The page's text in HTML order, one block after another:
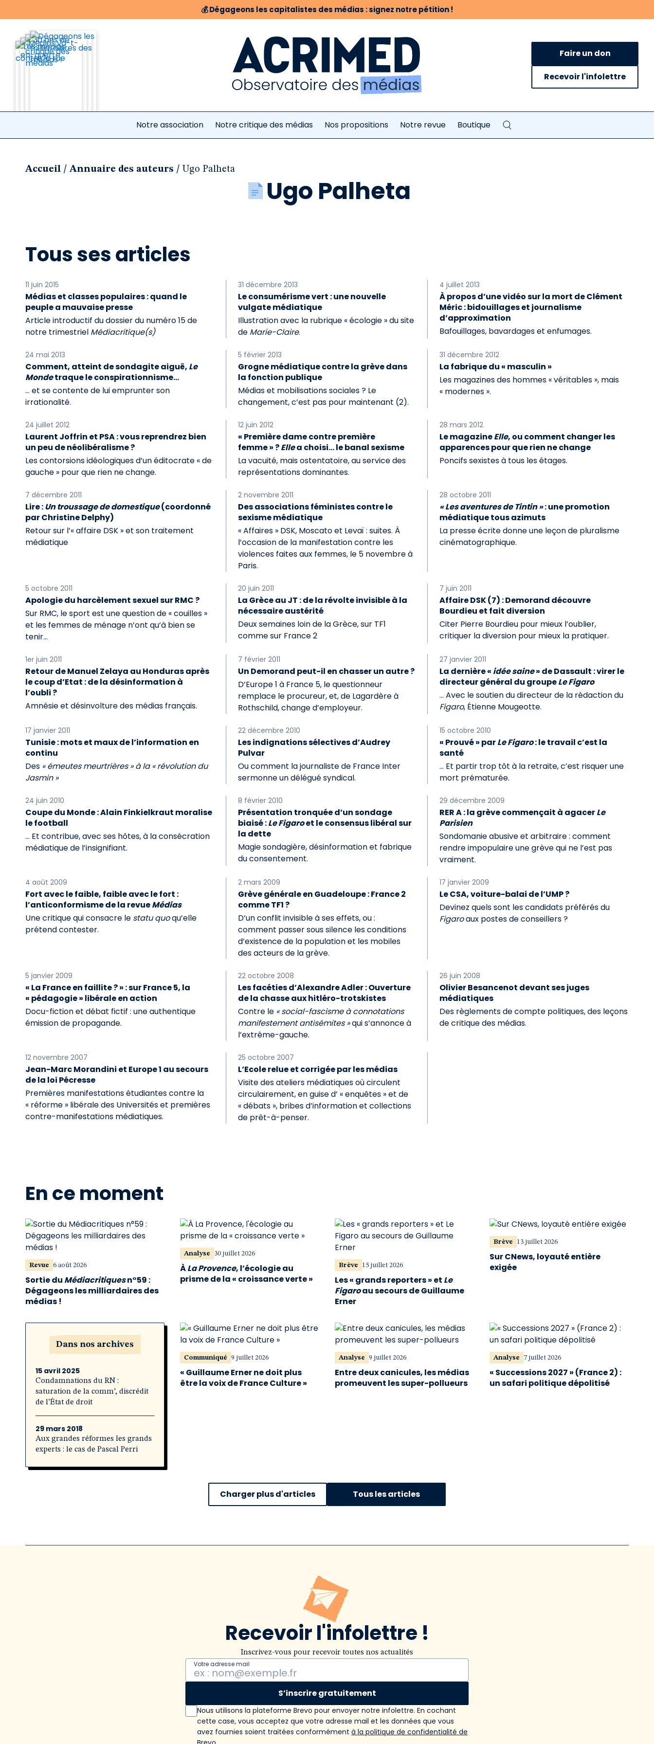
💰Dégageons les capitalistes des médias : signez notre pétition !
Faire un don
Recevoir l'infolettre
Notre association Notre critique des médias Nos propositions Notre revue Boutique
Accueil / Annuaire des auteurs / Ugo Palheta
Ugo Palheta
Tous ses articles
11 juin 2015
Médias et classes populaires : quand le
peuple a mauvaise presse
Article introductif du dossier du numéro 15 de
notre trimestriel Médiacritique(s)
31 décembre 2013
Le consumérisme vert : une nouvelle
vulgate médiatique
Illustration avec la rubrique « écologie » du site
de Marie-Claire.
4 juillet 2013
À propos d’une vidéo sur la mort de Clément
Méric : bidouillages et journalisme
d’approximation
Bafouillages, bavardages et enfumages.
24 mai 2013
Comment, atteint de sondagite aiguë, Le
Mondetraque le conspirationnisme…
… et se contente de lui emprunter son
irrationalité.
5 février 2013
Grogne médiatique contre la grève dans
la fonction publique
Médias et mobilisations sociales ? Le
changement, c’est pas pour maintenant (2).
31 décembre 2012
La fabrique du « masculin »
Les magazines des hommes « véritables », mais
« modernes ».
24 juillet 2012
Laurent Joffrin et PSA : vous reprendrez bien
un peu de néolibéralisme ?
Les contorsions idéologiques d’un éditocrate « de
gauche » pour que rien ne change.
12 juin 2012
« Première dame contre première
femme » ?Ellea choisi… le banal sexisme
La vacuité, mais ostentatoire, au service des
représentations dominantes.
28 mars 2012
Le magazineElle, ou comment changer les
apparences pour que rien ne change
Poncifs sexistes à tous les étages.
7 décembre 2011
Lire : Un troussage de domestique(coordonné
par Christine Delphy)
Retour sur l’« affaire DSK » et son traitement
médiatique
2 novembre 2011
Des associations féministes contre le
sexisme médiatique
« Affaires » DSK, Moscato et Levaï : suites. À
l’occasion de la manifestation contre les
violences faites aux femmes, le 5 novembre à
Paris.
28 octobre 2011
« Les aventures de Tintin »: une promotion
médiatique tous azimuts
La presse écrite donne une leçon de pluralisme
cinématographique.
5 octobre 2011
Apologie du harcèlement sexuel sur RMC ?
Sur RMC, le sport est une question de « couilles »
et les femmes de ménage n’ont qu’à bien se
tenir…
20 juin 2011
La Grèce au JT : de la révolte invisible à la
nécessaire austérité
Deux semaines loin de la Grèce, sur TF1
comme sur France 2
7 juin 2011
Affaire DSK (7) : Demorand découvre
Bourdieu et fait diversion
Citer Pierre Bourdieu pour mieux l’oublier,
critiquer la diversion pour mieux la pratiquer.
1er juin 2011
Retour de Manuel Zelaya au Honduras après
le coup d’Etat : de la désinformation à
l’oubli ?
Amnésie et désinvolture des médias français.
7 février 2011
Un Demorand peut-il en chasser un autre ?
D’Europe 1 à France 5, le questionneur
remplace le procureur, et, de Lagardère à
Rothschild, change d’employeur.
27 janvier 2011
La dernière « idée saine» de Dassault : virer le
directeur général du groupeLe Figaro
… Avec le soutien du directeur de la rédaction du
Figaro, Étienne Mougeotte.
17 janvier 2011
Tunisie : mots et maux de l’information en
continu
Des « émeutes meurtrières » à la « révolution du
Jasmin »
22 décembre 2010
Les indignations sélectives d’Audrey
Pulvar
Ou comment la journaliste de France Inter
sermonne un délégué syndical.
15 octobre 2010
« Prouvé » parLe Figaro: le travail c’est la
santé
… Et partir trop tôt à la retraite, c’est risquer une
mort prématurée.
24 juin 2010
Coupe du Monde : Alain Finkielkraut moralise
le football
… Et contribue, avec ses hôtes, à la consécration
médiatique de l’insignifiant.
8 février 2010
Présentation tronquée d’un sondage
biaisé :Le Figaroet le consensus libéral sur
la dette
Magie sondagière, désinformation et fabrique
du consentement.
29 décembre 2009
RER A : la grève commençait à agacerLe
Parisien
Sondomanie abusive et arbitraire : comment
rendre impopulaire une grève qui ne l’est pas
vraiment.
4 août 2009
Fort avec le faible, faible avec le fort :
l’anticonformisme de la revueMédias
Une critique qui consacre le statu quoqu’elle
prétend contester.
2 mars 2009
Grève générale en Guadeloupe : France 2
comme TF1 ?
D’un conflit invisible à ses effets, ou :
comment passer sous silence les conditions
d’existence de la population et les mobiles
des acteurs de la grève.
17 janvier 2009
Le CSA, voiture-balai de l’UMP ?
Devinez quels sont les candidats préférés du
Figaroaux postes de conseillers ?
5 janvier 2009
« La France en faillite ? » : sur France 5, la
« pédagogie » libérale en action
Docu-fiction et débat fictif : une authentique
émission de propagande.
22 octobre 2008
Les facéties d’Alexandre Adler : Ouverture
de la chasse aux hitléro-trotskistes
Contre le « social-fascisme à connotations
manifestement antisémites »qui s’annonce à
l’extrême-gauche.
26 juin 2008
Olivier Besancenot devant ses juges
médiatiques
Des règlements de compte politiques, des leçons
de critique des médias.
12 novembre 2007
Jean-Marc Morandini et Europe 1 au secours
de la loi Pécresse
Premières manifestations étudiantes contre la
« réforme » libérale des Universités et premières
contre-manifestations médiatiques.
25 octobre 2007
L’Ecole relue et corrigée par les médias
Visite des ateliers médiatiques où circulent
circulairement, en guise d’ « enquêtes » et de
« débats », bribes d’information et collections
de prêt-à-penser.
En ce moment
Revue 6 août 2026
Sortie du Médiacritiquesn°59 :
Dégageons les milliardaires des
médias !
Analyse 30 juillet 2026
ÀLa Provence, l’écologie au
prisme de la « croissance verte »
Brève 15 juillet 2026
Les « grands reporters » et Le
Figaroau secours de Guillaume
Erner
Brève 13 juillet 2026
Sur CNews, loyauté entière
exigée
Dans nos archives
15 avril 2025
Condamnations du RN :
saturation de la comm’, discrédit
de l’État de droit
29 mars 2018
Aux grandes réformes les grands
experts : le cas de Pascal Perri
Communiqué 9 juillet 2026
« Guillaume Erner ne doit plus
être la voix de France Culture »
Analyse 9 juillet 2026
Entre deux canicules, les médias
promeuvent les super-pollueurs
Analyse 7 juillet 2026
« Successions 2027 » (France 2) :
un safari politique dépolitisé
Charger plus d'articles Tous les articles
Recevoir l'infolettre !
Inscrivez-vous pour recevoir toutes nos actualités
Votre adresse mail
S’inscrire gratuitement
Nous utilisons la plateforme Brevo pour envoyer notre infolettre. En cochant
cette case, vous acceptez que votre adresse mail et les données que vous
avez fournies soient traitées conformément à la politique de confidentialité de